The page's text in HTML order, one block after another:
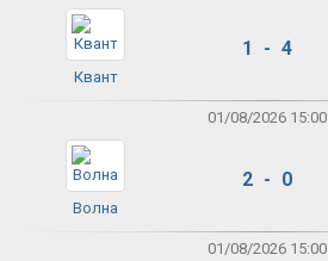
Квант
1 - 4
01/08/2026 15:00
Волна
2 - 0
01/08/2026 15:00